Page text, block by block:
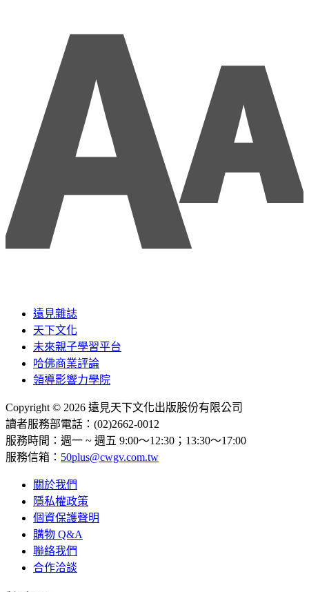
遠見雜誌
天下文化
未來親子學習平台
哈佛商業評論
領導影響力學院
Copyright © 2026 遠見天下文化出版股份有限公司
讀者服務部電話：(02)2662-0012
服務時間：週一 ~ 週五 9:00～12:30；13:30～17:00
服務信箱： 50plus@cwgv.com.tw
關於我們
隱私權政策
個資保護聲明
購物 Q&A
聯絡我們
合作洽談